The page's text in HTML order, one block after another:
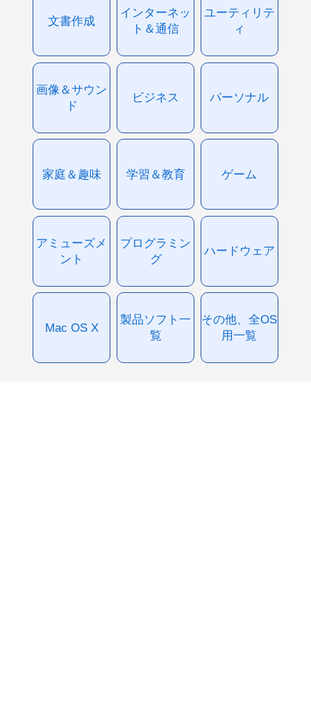
文書作成
インターネッ
ト＆通信
ユーティリテ
ィ
画像＆サウン
ド
ビジネス パーソナル
家庭＆趣味 学習＆教育 ゲーム
アミューズメ
ント
プログラミン
グ
ハードウェア
Mac OS X
製品ソフト一
覧
その他、全OS
用一覧